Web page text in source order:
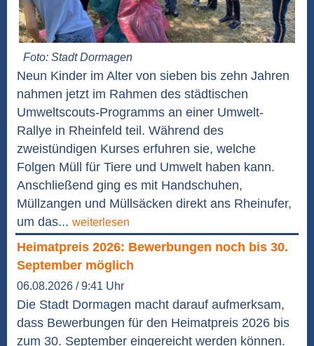
Foto: Stadt Dormagen
Neun Kinder im Alter von sieben bis zehn Jahren
nahmen jetzt im Rahmen des städtischen
Umweltscouts-Programms an einer Umwelt-
Rallye in Rheinfeld teil. Während des
zweistündigen Kurses erfuhren sie, welche
Folgen Müll für Tiere und Umwelt haben kann.
Anschließend ging es mit Handschuhen,
Müllzangen und Müllsäcken direkt ans Rheinufer,
um das... weiterlesen
Heimatpreis 2026: Bewerbungen noch bis 30.
September möglich
06.08.2026 / 9:41 Uhr
Die Stadt Dormagen macht darauf aufmerksam,
dass Bewerbungen für den Heimatpreis 2026 bis
zum 30. September eingereicht werden können.